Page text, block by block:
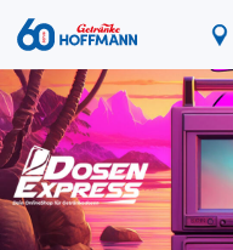
Direkt
zum
Inhalt
Startseite Getränke